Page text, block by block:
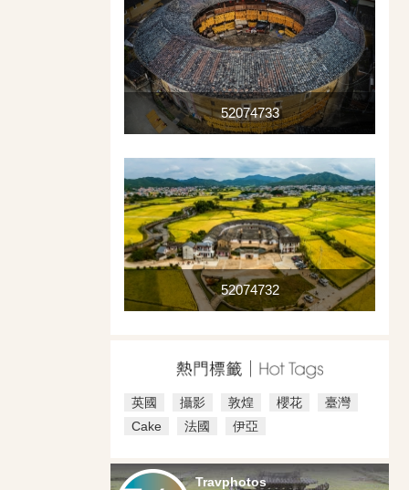
52074733
52074732
英國 攝影 敦煌 櫻花
臺灣
Cake
法國 伊亞
Travphotos